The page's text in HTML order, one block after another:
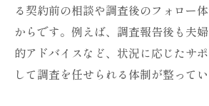
浮気調査後も継続できる兵
夫婦の窓口ならではのアフ
兵庫探偵と連携した万全の
ス
る契約前の相談や調査後のフォロー
からです。例えば、調査報告後も夫
的アドバイスなど、状況に応じたサ
して調査を任せられる体制が整ってい